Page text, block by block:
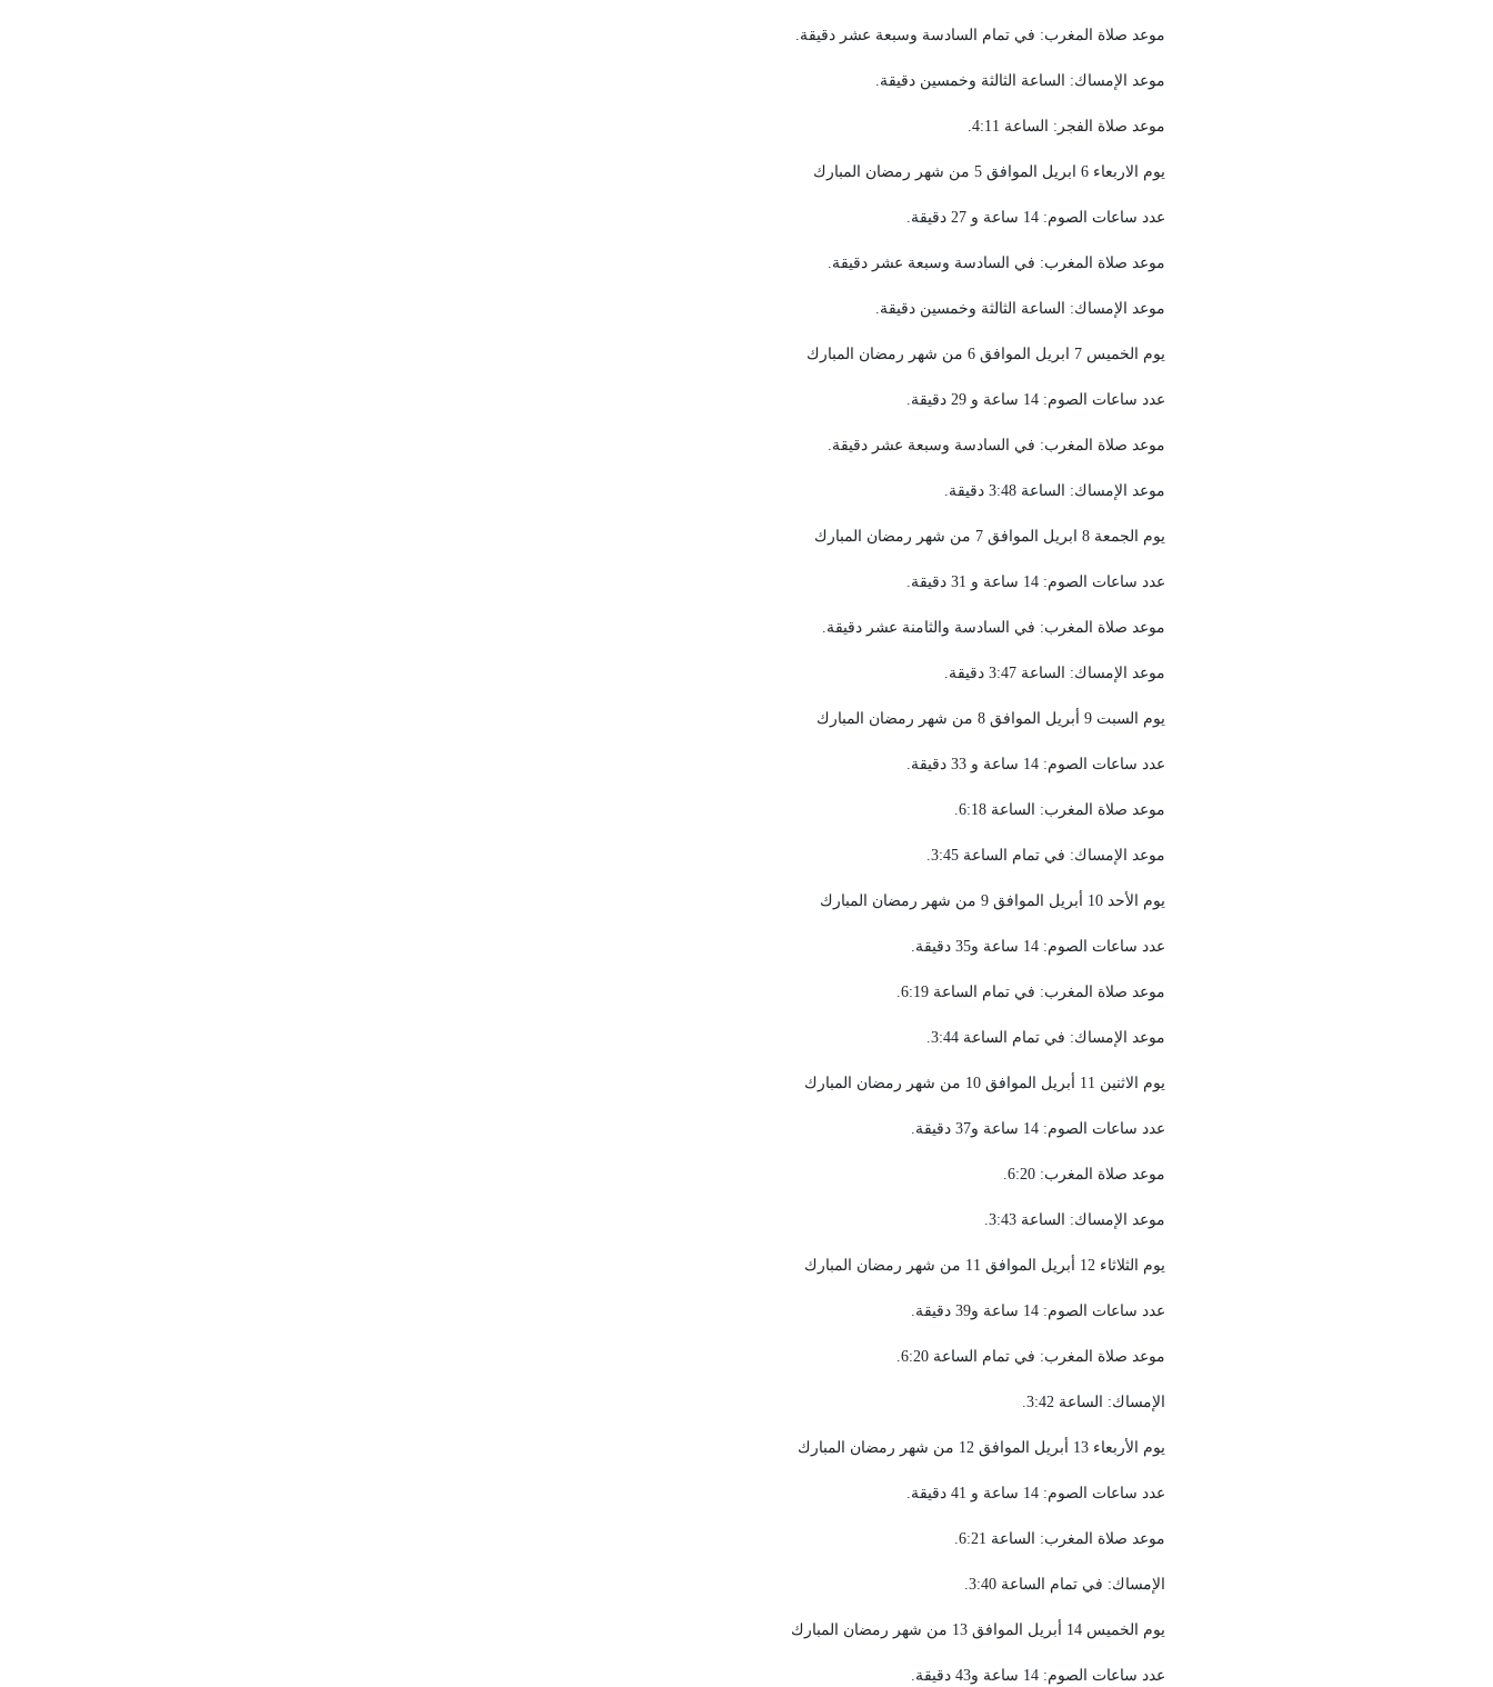
موعد صلاة المغرب: في تمام السادسة وسبعة عشر دقيقة.
موعد الإمساك: الساعة الثالثة وخمسين دقيقة.
موعد صلاة الفجر: الساعة 4:11.
يوم الاربعاء 6 ابريل الموافق 5 من شهر رمضان المبارك
عدد ساعات الصوم: 14 ساعة و 27 دقيقة.
موعد صلاة المغرب: في السادسة وسبعة عشر دقيقة.
موعد الإمساك: الساعة الثالثة وخمسين دقيقة.
يوم الخميس 7 ابريل الموافق 6 من شهر رمضان المبارك
عدد ساعات الصوم: 14 ساعة و 29 دقيقة.
موعد صلاة المغرب: في السادسة وسبعة عشر دقيقة.
موعد الإمساك: الساعة 3:48 دقيقة.
يوم الجمعة 8 ابريل الموافق 7 من شهر رمضان المبارك
عدد ساعات الصوم: 14 ساعة و 31 دقيقة.
موعد صلاة المغرب: في السادسة والثامنة عشر دقيقة.
موعد الإمساك: الساعة 3:47 دقيقة.
يوم السبت 9 أبريل الموافق 8 من شهر رمضان المبارك
عدد ساعات الصوم: 14 ساعة و 33 دقيقة.
موعد صلاة المغرب: الساعة 6:18.
موعد الإمساك: في تمام الساعة 3:45.
يوم الأحد 10 أبريل الموافق 9 من شهر رمضان المبارك
عدد ساعات الصوم: 14 ساعة و35 دقيقة.
موعد صلاة المغرب: في تمام الساعة 6:19.
موعد الإمساك: في تمام الساعة 3:44.
يوم الاثنين 11 أبريل الموافق 10 من شهر رمضان المبارك
عدد ساعات الصوم: 14 ساعة و37 دقيقة.
موعد صلاة المغرب: 6:20.
موعد الإمساك: الساعة 3:43.
يوم الثلاثاء 12 أبريل الموافق 11 من شهر رمضان المبارك
عدد ساعات الصوم: 14 ساعة و39 دقيقة.
موعد صلاة المغرب: في تمام الساعة 6:20.
الإمساك: الساعة 3:42.
يوم الأربعاء 13 أبريل الموافق 12 من شهر رمضان المبارك
عدد ساعات الصوم: 14 ساعة و 41 دقيقة.
موعد صلاة المغرب: الساعة 6:21.
الإمساك: في تمام الساعة 3:40.
يوم الخميس 14 أبريل الموافق 13 من شهر رمضان المبارك
عدد ساعات الصوم: 14 ساعة و43 دقيقة.